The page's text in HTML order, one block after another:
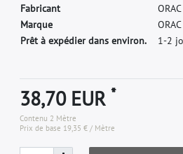
Fabricant ORAC
Marque ORAC
Prêt à expédier dans environ.
1-2
38,70 EUR*
Contenu 2 Mètre
Prix de base 19,35 € / Mètre